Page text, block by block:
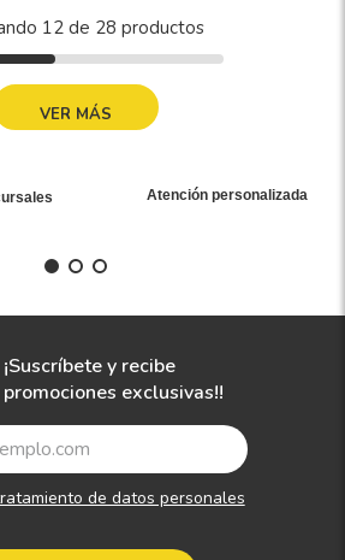
12 de 28
MOSTRAR MÁS
Atención personalizada
¡Suscríbete y recibe
promociones exclusivas!!
de datos personales